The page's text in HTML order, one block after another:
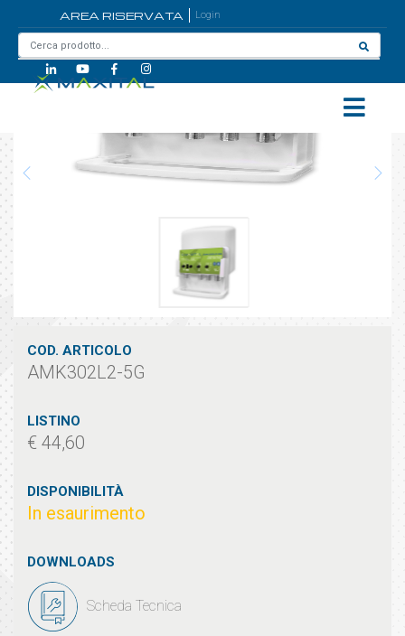
AREA RISERVATA Login
COD. ARTICOLO
AMK302L2-5G
LISTINO
€ 44,60
DISPONIBILITÀ
In esaurimento
DOWNLOADS
Scheda Tecnica